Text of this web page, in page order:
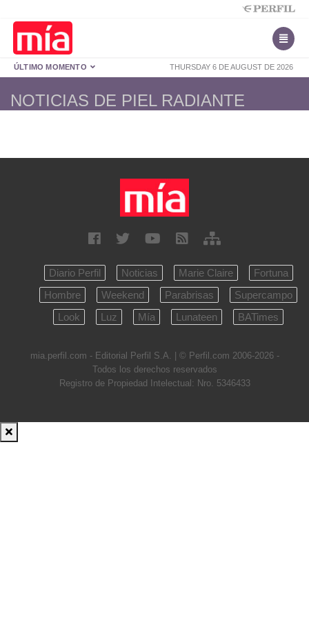
THURSDAY 6 DE AUGUST DE 2026
ÚLTIMO MOMENTO
NOTICIAS DE PIEL RADIANTE
Diario Perfil Noticias Marie Claire
Fortuna
Hombre
Weekend Parabrisas
Supercampo
Look
Luz Mía Lunateen BATimes
mia.perfil.com - Editorial Perfil S.A. | © Perfil.com 2006-2026 -
Todos los derechos reservados
Registro de Propiedad Intelectual: Nro. 5346433